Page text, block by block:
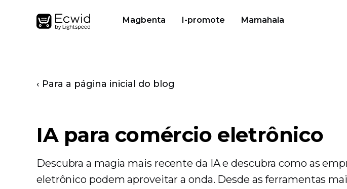
Magbenta I-promote Mamahala
‹ Para a página inicial do blog
IA para comércio eletrônico
Descubra a magia mais recente da IA ​​e descubra como as
eletrônico podem aproveitar a onda. Desde as ferramentas